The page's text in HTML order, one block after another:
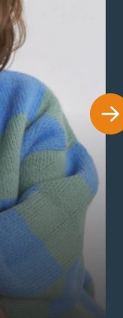
siden
Teater.
i DR’s tv-
og sit
Vicki i
på både
I dag deler
i
linedans”,
i et